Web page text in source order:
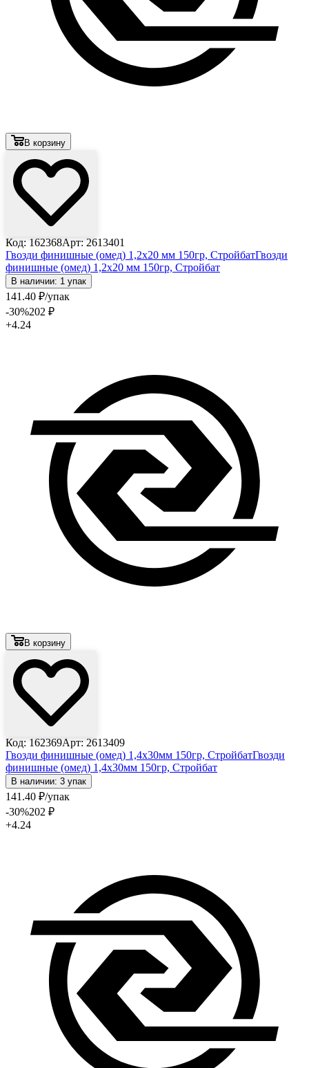
В корзину
Код: 162368Арт: 2613401
Гвозди финишные (омед) 1,2х20 мм 150гр, СтройбатГвозди
финишные (омед) 1,2х20 мм 150гр, Стройбат
В наличии: 1 упак
141 .40 ₽/упак
-30%202 ₽
+4.24
В корзину
Код: 162369Арт: 2613409
Гвозди финишные (омед) 1,4х30мм 150гр, СтройбатГвозди
финишные (омед) 1,4х30мм 150гр, Стройбат
В наличии: 3 упак
141 .40 ₽/упак
-30%202 ₽
+4.24